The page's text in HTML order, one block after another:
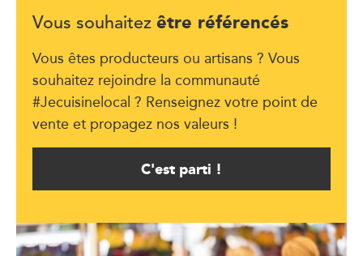
Vous souhaitez être référencés
Vous êtes producteurs ou artisans ? Vous
souhaitez rejoindre la communauté
#Jecuisinelocal ? Renseignez votre point de
vente et propagez nos valeurs !
C'est parti !